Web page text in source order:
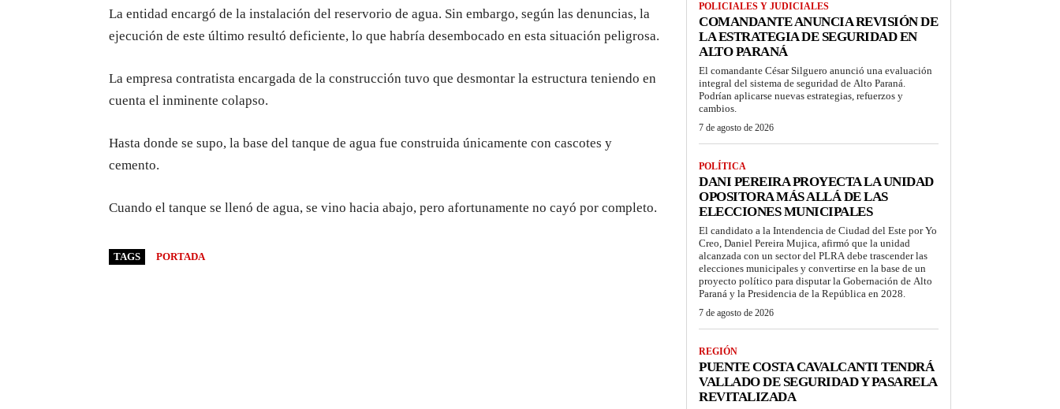
La entidad encargó de la instalación del reservorio de agua. Sin embargo, según las denuncias, la
ejecución de este último resultó deficiente, lo que habría desembocado en esta situación peligrosa.
La empresa contratista encargada de la construcción tuvo que desmontar la estructura teniendo en
cuenta el inminente colapso.
Hasta donde se supo, la base del tanque de agua fue construida únicamente con cascotes y
cemento.
Cuando el tanque se llenó de agua, se vino hacia abajo, pero afortunamente no cayó por completo.
TAGS PORTADA
POLICIALES Y JUDICIALES
COMANDANTE ANUNCIA REVISIÓN DE
LA ESTRATEGIA DE SEGURIDAD EN
ALTO PARANÁ
El comandante César Silguero anunció una evaluación
integral del sistema de seguridad de Alto Paraná.
Podrían aplicarse nuevas estrategias, refuerzos y
cambios.
7 de agosto de 2026
POLÍTICA
DANI PEREIRA PROYECTA LA UNIDAD
OPOSITORA MÁS ALLÁ DE LAS
ELECCIONES MUNICIPALES
El candidato a la Intendencia de Ciudad del Este por Yo
Creo, Daniel Pereira Mujica, afirmó que la unidad
alcanzada con un sector del PLRA debe trascender las
elecciones municipales y convertirse en la base de un
proyecto político para disputar la Gobernación de Alto
Paraná y la Presidencia de la República en 2028.
7 de agosto de 2026
REGIÓN
PUENTE COSTA CAVALCANTI TENDRÁ
VALLADO DE SEGURIDAD Y PASARELA
REVITALIZADA